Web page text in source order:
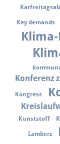
Key demands
Konferenz
Kongress
Kunststoff
Lamberz